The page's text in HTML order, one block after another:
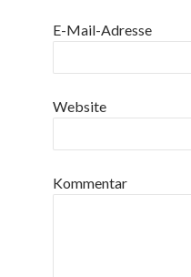
E-Mail-Adresse
Website
Kommentar